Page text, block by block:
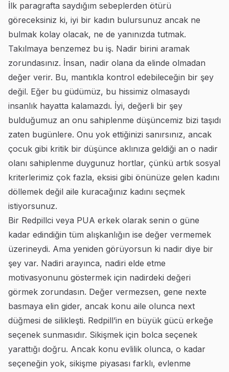
İlk paragrafta saydığım sebeplerden ötürü
göreceksiniz ki, iyi bir kadın bulursunuz ancak ne
bulmak kolay olacak, ne de yanınızda tutmak.
Takılmaya benzemez bu iş. Nadir birini aramak
zorundasınız. İnsan, nadir olana da elinde olmadan
değer verir. Bu, mantıkla kontrol edebileceğin bir şey
değil. Eğer bu güdümüz, bu hissimiz olmasaydı
insanlık hayatta kalamazdı. İyi, değerli bir şey
bulduğumuz an onu sahiplenme düşüncemiz bizi taşıdı
zaten bugünlere. Onu yok ettiğinizi sanırsınız, ancak
çocuk gibi kritik bir düşünce aklınıza geldiği an o nadir
olanı sahiplenme duygunuz hortlar, çünkü artık sosyal
kriterlerimiz çok fazla, eksisi gibi önünüze gelen kadını
döllemek değil aile kuracağınız kadını seçmek
istiyorsunuz.
Bir Redpillci veya PUA erkek olarak senin o güne
kadar edindiğin tüm alışkanlığın ise değer vermemek
üzerineydi. Ama yeniden görüyorsun ki nadir diye bir
şey var. Nadiri arayınca, nadiri elde etme
motivasyonunu göstermek için nadirdeki değeri
görmek zorundasın. Değer vermezsen, gene nexte
basmaya elin gider, ancak konu aile olunca next
düğmesi de silikleşti. Redpill’in en büyük gücü erkeğe
seçenek sunmasıdır. Sikişmek için bolca seçenek
yarattığı doğru. Ancak konu evlilik olunca, o kadar
seçeneğin yok, sikişme piyasası farklı, evlenme